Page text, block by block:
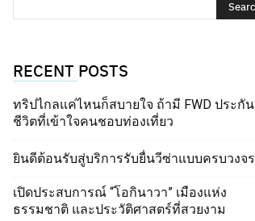
RECENT POSTS
ทริปไกลแค่ไหนก็สบายใจ ถ้ามี FWD ประกัน
ชีวิตที่เข้าใจคนชอบท่องเที่ยว
ยินดีต้อนรับสู่บริการรับยื่นวีซ่าแบบครบวงจร
เปิดประสบการณ์ “โอกินาวา” เมืองแห่ง
ธรรมชาติ และประวัติศาสตร์ที่สวยงาม